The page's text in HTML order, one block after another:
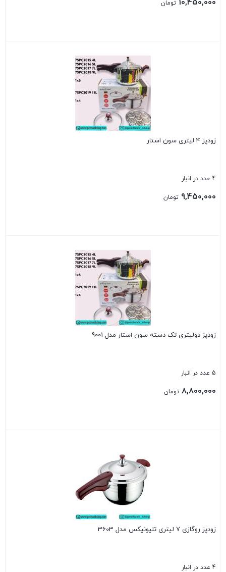
10,450,000 تومان
زودپز ۴ لیتری سون استار
4 عدد در انبار
9,450,000 تومان
زودپز دولیتری تک دسته سون استار مدل 9001
5 عدد در انبار
8,800,000 تومان
زودپز روگازی 7 لیتری تلیونیکس مدل 3603
4 عدد در انبار